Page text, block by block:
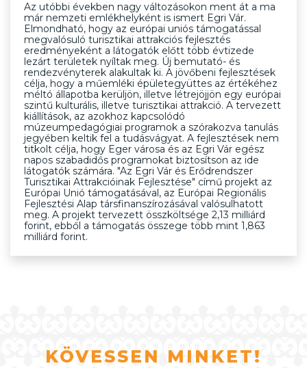
Az utóbbi években nagy változásokon ment át a ma
már nemzeti emlékhelyként is ismert Egri Vár.
Elmondható, hogy az európai uniós támogatással
megvalósuló turisztikai attrakciós fejlesztés
eredményeként a látogatók előtt több évtizede
lezárt területek nyíltak meg. Új bemutató- és
rendezvényterek alakultak ki. A jövőbeni fejlesztések
célja, hogy a műemléki épületegyüttes az értékéhez
méltó állapotba kerüljön, illetve létrejöjjön egy európai
szintű kulturális, illetve turisztikai attrakció. A tervezett
kiállítások, az azokhoz kapcsolódó
múzeumpedagógiai programok a szórakozva tanulás
jegyében keltik fel a tudásvágyat. A fejlesztések nem
titkolt célja, hogy Eger városa és az Egri Vár egész
napos szabadidős programokat biztosítson az ide
látogatók számára. "Az Egri Vár és Erődrendszer
Turisztikai Attrakcióinak Fejlesztése" című projekt az
Európai Unió támogatásával, az Európai Regionális
Fejlesztési Alap társfinanszírozásával valósulhatott
meg. A projekt tervezett összköltsége 2,13 milliárd
forint, ebből a támogatás összege több mint 1,863
milliárd forint.
KÖVESSEN MINKET!